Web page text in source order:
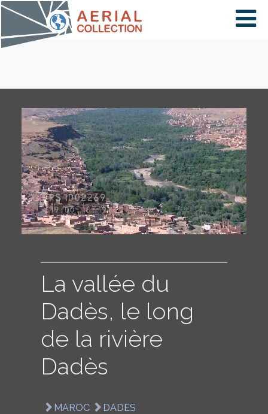
×
PAYS
CARTE
COLLECTIONS
ENGLISH
La vallée du
Dadès, le long
de la rivière
Dadès
MAROC DADES